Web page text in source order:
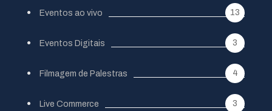
Eventos ao vivo 13
Eventos Digitais 3
Filmagem de Palestras 4
Live Commerce 3